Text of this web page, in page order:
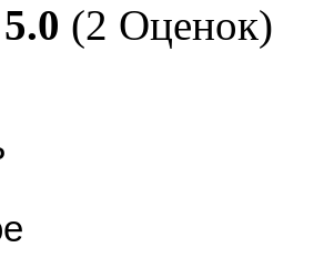
5.0 (2 Оценок)